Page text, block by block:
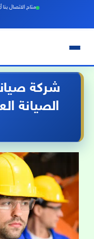
متاح الاتصال
شركة
الصيانة